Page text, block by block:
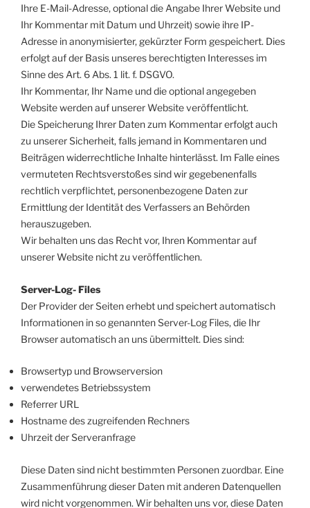
Ihre E-Mail-Adresse, optional die Angabe Ihrer Website und
Ihr Kommentar mit Datum und Uhrzeit) sowie ihre IP-
Adresse in anonymisierter, gekürzter Form gespeichert. Dies
erfolgt auf der Basis unseres berechtigten Interesses im
Sinne des Art. 6 Abs. 1 lit. f. DSGVO.
Ihr Kommentar, Ihr Name und die optional angegeben
Website werden auf unserer Website veröffentlicht.
Die Speicherung Ihrer Daten zum Kommentar erfolgt auch
zu unserer Sicherheit, falls jemand in Kommentaren und
Beiträgen widerrechtliche Inhalte hinterlässt. Im Falle eines
vermuteten Rechtsverstoßes sind wir gegebenenfalls
rechtlich verpflichtet, personenbezogene Daten zur
Ermittlung der Identität des Verfassers an Behörden
herauszugeben.
Wir behalten uns das Recht vor, Ihren Kommentar auf
unserer Website nicht zu veröffentlichen.
Server-Log- Files
Der Provider der Seiten erhebt und speichert automatisch
Informationen in so genannten Server-Log Files, die Ihr
Browser automatisch an uns übermittelt. Dies sind:
Browsertyp und Browserversion
verwendetes Betriebssystem
Referrer URL
Hostname des zugreifenden Rechners
Uhrzeit der Serveranfrage
Diese Daten sind nicht bestimmten Personen zuordbar. Eine
Zusammenführung dieser Daten mit anderen Datenquellen
wird nicht vorgenommen. Wir behalten uns vor, diese Daten